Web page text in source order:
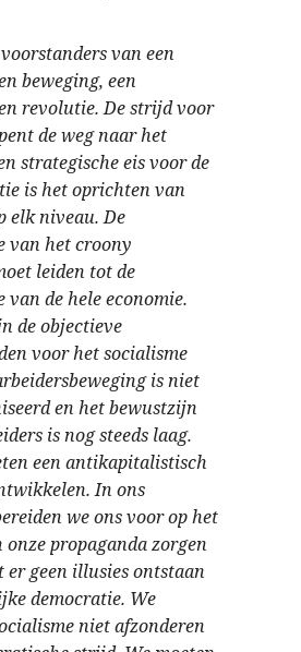
van een
beweging, een
revolutie. De strijd voor
de weg naar het
strategische eis voor de
is het oprichten van
elk niveau. De
van het croony
leiden tot de
de hele economie.
de objectieve
voor het socialisme
is niet
en het bewustzijn
is nog steeds laag.
een antikapitalistisch
In ons
we ons voor op het
onze propaganda zorgen
er geen illusies ontstaan
democratie. We
niet afzonderen